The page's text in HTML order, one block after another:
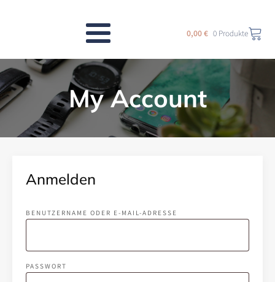
0,00€ 0 Produkte
My Account
Anmelden
BENUTZERNAME ODER E-MAIL-ADRESSE
PASSWORT